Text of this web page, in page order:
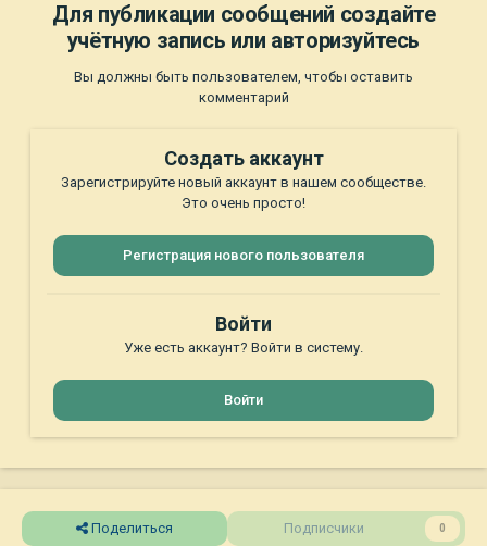
Для публикации сообщений создайте
учётную запись или авторизуйтесь
Вы должны быть пользователем, чтобы оставить
комментарий
Создать аккаунт
Зарегистрируйте новый аккаунт в нашем сообществе.
Это очень просто!
Регистрация нового пользователя
Войти
Уже есть аккаунт? Войти в систему.
Войти
Поделиться Подписчики 0